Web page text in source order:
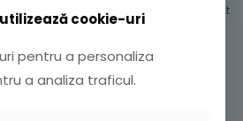
Citește mai mult
cookie-uri
pentru a personaliza
a analiza traficul.